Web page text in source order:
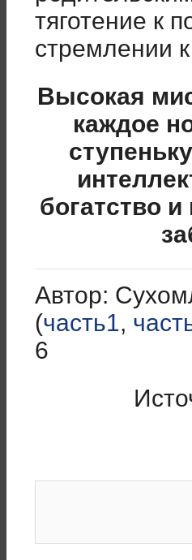
тяготение к
стремлении
Высокая
каждое
богатство
Автор:
(часть1,
6